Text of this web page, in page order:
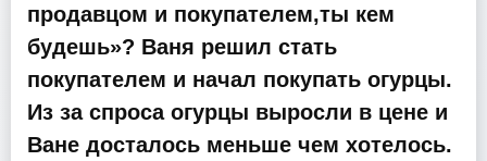
продавцом и покупателем,ты кем
будешь»? Ваня решил стать
покупателем и начал покупать огурцы.
Из за спроса огурцы выросли в цене и
Ване досталось меньше чем хотелось.